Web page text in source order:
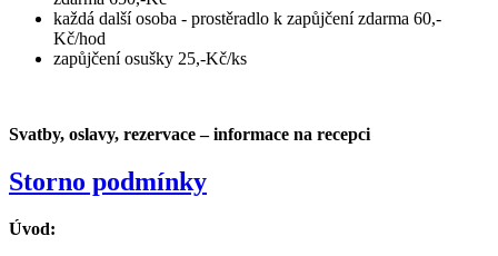
každá další osoba - prostěradlo k zapůjčení zdarma 60,-
Kč/hod
zapůjčení osušky 25,-Kč/ks
Svatby, oslavy, rezervace – informace na recepci
Storno podmínky
Úvod: